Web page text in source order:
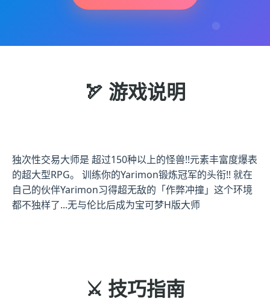
🏹 游戏说明
独次性交易大师是 超过150种以上的怪兽!!元素丰富度爆表
的超大型RPG。 训练你的Yarimon锻炼冠军的头衔!! 就在
自己的伙伴Yarimon习得超无敌的「作弊冲撞」这个环境
都不独样了...无与伦比后成为宝可梦H版大师
⚔️ 技巧指南